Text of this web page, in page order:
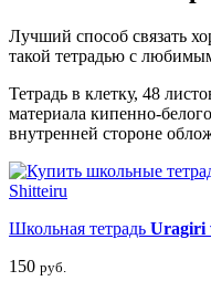
Лучший способ связать
такой тетрадью c
Тетрадь в клетку, 48
материала кипенно-
внутренней стороне
Школьная тетрадь Uragiri
150 руб.